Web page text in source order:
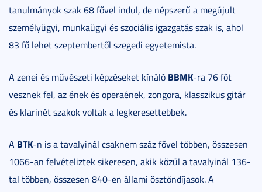
tanulmányok szak 68 fővel indul, de népszerű a megújult
személyügyi, munkaügyi és szociális igazgatás szak is, ahol
83 fő lehet szeptembertől szegedi egyetemista.
A zenei és művészeti képzéseket kínáló BBMK-ra 76 főt
vesznek fel, az ének és operaének, zongora, klasszikus gitár
és klarinét szakok voltak a legkeresettebbek.
A BTK-n is a tavalyinál csaknem száz fővel többen, összesen
1066-an felvételiztek sikeresen, akik közül a tavalyinál 136-
tal többen, összesen 840-en állami ösztöndíjasok. A